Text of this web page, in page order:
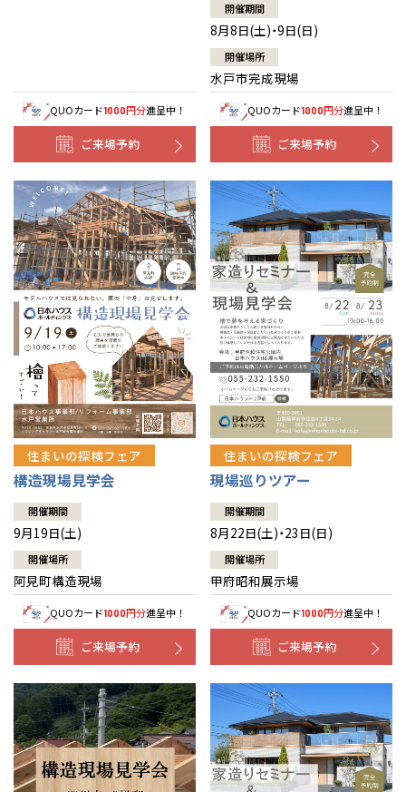
QUOカード1000円分進呈中！
ご来場予約
開催期間
8月8日(土)・9日(日)
開催場所
水戸市完成現場
QUOカード1000円分進呈中！
ご来場予約
住まいの探検フェア
構造現場見学会
開催期間
9月19日(土)
開催場所
阿見町構造現場
QUOカード1000円分進呈中！
ご来場予約
住まいの探検フェア
現場巡りツアー
開催期間
8月22日(土)・23日(日)
開催場所
甲府昭和展示場
QUOカード1000円分進呈中！
ご来場予約